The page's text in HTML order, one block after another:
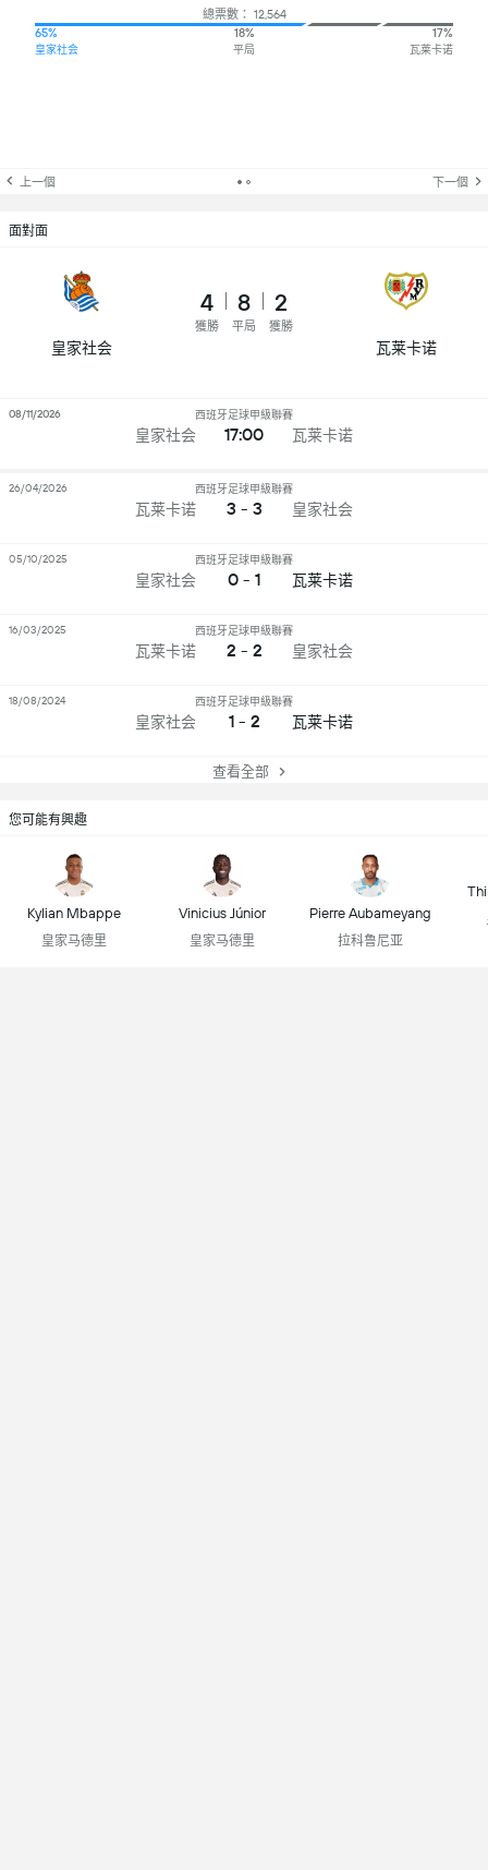
總票數： 12,564
65%
皇家社会
18%
平局
17%
瓦莱卡诺
上一個 下一個
面對面
皇家社会
4
獲勝
8
平局
2
獲勝
瓦莱卡诺
皇家社会
西班牙足球甲級聯賽
17:00 瓦莱卡诺
08/11/2026
瓦莱卡诺
西班牙足球甲級聯賽
3 - 3 皇家社会
26/04/2026
皇家社会
西班牙足球甲級聯賽
0 - 1 瓦莱卡诺
05/10/2025
瓦莱卡诺
西班牙足球甲級聯賽
2 - 2 皇家社会
16/03/2025
皇家社会
西班牙足球甲級聯賽
1 - 2 瓦莱卡诺
18/08/2024
查看全部
您可能有興趣
Kylian Mbappe
皇家马德里
Vinicius Júnior
皇家马德里
Pierre Aubameyang
拉科鲁尼亚